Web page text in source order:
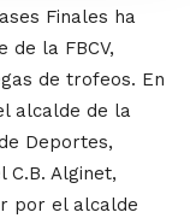
Finales ha
de la FBCV,
de trofeos. En
alcalde de la
Deportes,
C.B. Alginet,
por el alcalde